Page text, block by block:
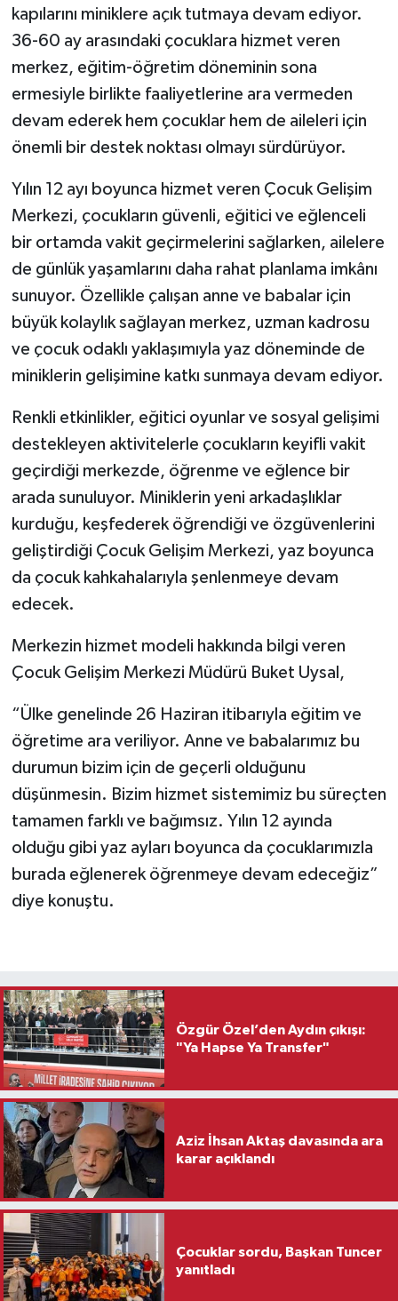
kapılarını miniklere açık tutmaya devam ediyor.
36-60 ay arasındaki çocuklara hizmet veren
merkez, eğitim-öğretim döneminin sona
ermesiyle birlikte faaliyetlerine ara vermeden
devam ederek hem çocuklar hem de aileleri için
önemli bir destek noktası olmayı sürdürüyor.
Yılın 12 ayı boyunca hizmet veren Çocuk Gelişim
Merkezi, çocukların güvenli, eğitici ve eğlenceli
bir ortamda vakit geçirmelerini sağlarken, ailelere
de günlük yaşamlarını daha rahat planlama imkânı
sunuyor. Özellikle çalışan anne ve babalar için
büyük kolaylık sağlayan merkez, uzman kadrosu
ve çocuk odaklı yaklaşımıyla yaz döneminde de
miniklerin gelişimine katkı sunmaya devam ediyor.
Renkli etkinlikler, eğitici oyunlar ve sosyal gelişimi
destekleyen aktivitelerle çocukların keyifli vakit
geçirdiği merkezde, öğrenme ve eğlence bir
arada sunuluyor. Miniklerin yeni arkadaşlıklar
kurduğu, keşfederek öğrendiği ve özgüvenlerini
geliştirdiği Çocuk Gelişim Merkezi, yaz boyunca
da çocuk kahkahalarıyla şenlenmeye devam
edecek.
Merkezin hizmet modeli hakkında bilgi veren
Çocuk Gelişim Merkezi Müdürü Buket Uysal,
“Ülke genelinde 26 Haziran itibarıyla eğitim ve
öğretime ara veriliyor. Anne ve babalarımız bu
durumun bizim için de geçerli olduğunu
düşünmesin. Bizim hizmet sistemimiz bu süreçten
tamamen farklı ve bağımsız. Yılın 12 ayında
olduğu gibi yaz ayları boyunca da çocuklarımızla
burada eğlenerek öğrenmeye devam edeceğiz”
diye konuştu.
Özgür Özel’den Aydın çıkışı:
"Ya Hapse Ya Transfer"
Aziz İhsan Aktaş davasında ara
karar açıklandı
Çocuklar sordu, Başkan Tuncer
yanıtladı